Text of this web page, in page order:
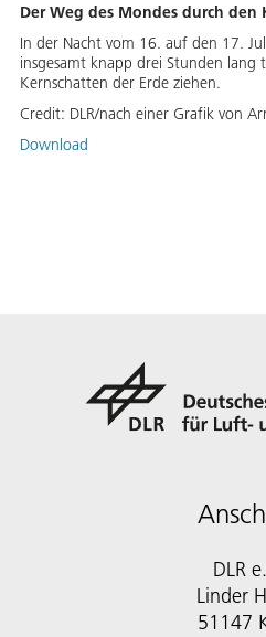
Der Weg des Mondes durch den
In der Nacht vom 16. auf den 17.
insgesamt knapp drei Stunden lang
Kernschatten der Erde ziehen.
Credit: DLR/nach einer Grafik von
Download
DLR
Linder
51147